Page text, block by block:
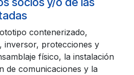
contenerizado,
inversor, protecciones y
físico, la instalación
de comunicaciones y la